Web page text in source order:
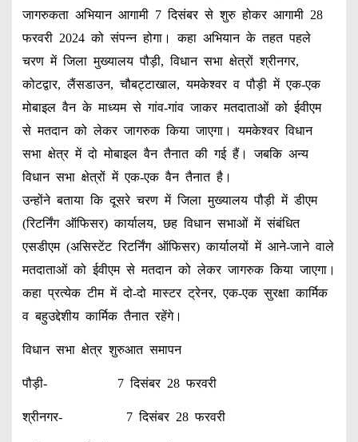
जागरुकता अभियान आगामी 7 दिसंबर से शुरु होकर आगामी 28
फरवरी 2024 को संपन्न होगा। कहा अभियान के तहत पहले
चरण में जिला मुख्यालय पौड़ी, विधान सभा क्षेत्रों श्रीनगर,
कोटद्वार, लैंसडाउन, चौबट्टाखाल, यमकेश्वर व पौड़ी में एक-एक
मोबाइल वैन के माध्यम से गांव-गांव जाकर मतदाताओं को ईवीएम
से मतदान को लेकर जागरुक किया जाएगा। यमकेश्वर विधान
सभा क्षेत्र में दो मोबाइल वैन तैनात की गई हैं। जबकि अन्य
विधान सभा क्षेत्रों में एक-एक वैन तैनात है।
उन्होंने बताया कि दूसरे चरण में जिला मुख्यालय पौड़ी में डीएम
(रिटर्निंग ऑफिसर) कार्यालय, छह विधान सभाओं में संबंधित
एसडीएम (असिस्टेंट रिटर्निंग ऑफिसर) कार्यालयों में आने-जाने वाले
मतदाताओं को ईवीएम से मतदान को लेकर जागरुक किया जाएगा।
कहा प्रत्येक टीम में दो-दो मास्टर ट्रेनर, एक-एक सुरक्षा कार्मिक
व बहुउद्देशीय कार्मिक तैनात रहेंगे।
विधान सभा क्षेत्र शुरुआत समापन
पौड़ी- 7 दिसंबर 28 फरवरी
श्रीनगर- 7 दिसंबर 28 फरवरी